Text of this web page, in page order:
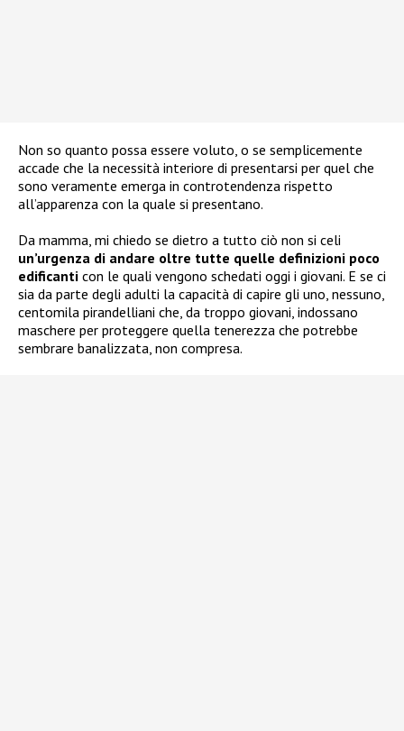
Non so quanto possa essere voluto, o se semplicemente
accade che la necessità interiore di presentarsi per quel che
sono veramente emerga in controtendenza rispetto
all’apparenza con la quale si presentano.
Da mamma, mi chiedo se dietro a tutto ciò non si celi
un’urgenza di andare oltre tutte quelle definizioni poco
edificanti con le quali vengono schedati oggi i giovani. E se ci
sia da parte degli adulti la capacità di capire gli uno, nessuno,
centomila pirandelliani che, da troppo giovani, indossano
maschere per proteggere quella tenerezza che potrebbe
sembrare banalizzata, non compresa.